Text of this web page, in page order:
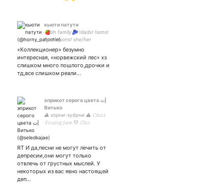
кьюти патути
🍓bh family🫐 !dads! !sons!
!grandsons! she/her
«Коллекционер» безумно
интересная, «норвежский лес» хз
слишком много пошлого,дрочки и
тд,все слишком реали…
эприкот серого цвета ت︎|
Витько
⚠︎ хорни-хуёрни ⚠︎ 𝙲𝚑𝚘𝚒
𝚈𝚘𝚞𝚗𝚐𝚓𝚊𝚎 ♡︎ 𝙲𝚑𝚘
RT И да,песни не могут лечить от
депресии,они могут только
отвлечь от грустных мыслей. У
некоторых из вас явно настоящей
деп…